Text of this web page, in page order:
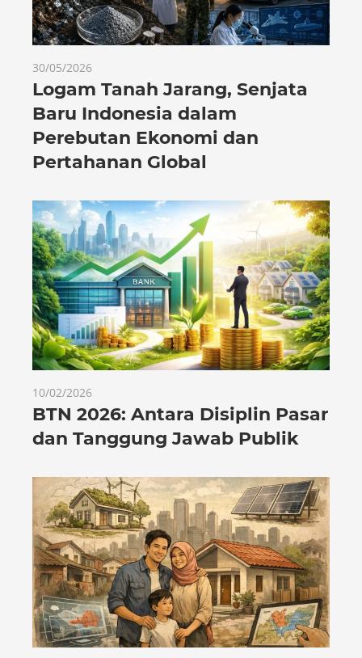
30/05/2026
Logam Tanah Jarang, Senjata
Baru Indonesia dalam
Perebutan Ekonomi dan
Pertahanan Global
10/02/2026
BTN 2026: Antara Disiplin Pasar
dan Tanggung Jawab Publik